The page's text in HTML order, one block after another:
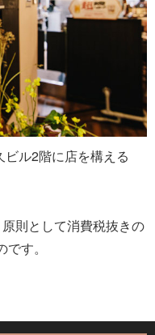
ル2階に店を構える
則として消費税抜きの
す。